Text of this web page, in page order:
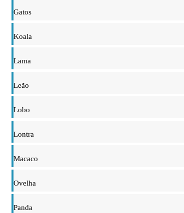
Gatos
Koala
Lama
Leão
Lobo
Lontra
Macaco
Ovelha
Panda